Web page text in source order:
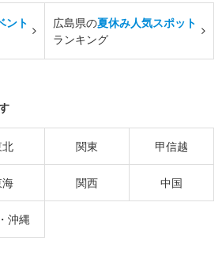
ント
広島県の夏休み人気スポット
ランキング
関東 甲信越
関西 中国
沖縄